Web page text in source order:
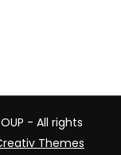
- All rights
Themes